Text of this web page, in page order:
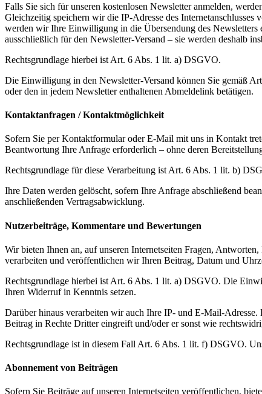
Falls Sie sich für unseren kostenlosen Newsletter anmelden,
Gleichzeitig speichern wir die IP-Adresse des
werden wir Ihre Einwilligung in die Übersendung des Newsletters
ausschließlich für den Newsletter-Versand – sie werden deshalb
Rechtsgrundlage hierbei ist Art. 6 Abs. 1 lit. a) DSGVO.
Die Einwilligung in den Newsletter-Versand können Sie gemäß
oder den in jedem Newsletter enthaltenen Abmeldelink betätigen.
Kontaktanfragen / Kontaktmöglichkeit
Sofern Sie per Kontaktformular oder E-Mail mit uns in Kontakt
Beantwortung Ihre Anfrage erforderlich – ohne deren
Rechtsgrundlage für diese Verarbeitung ist Art. 6 Abs. 1 lit. b)
Ihre Daten werden gelöscht, sofern Ihre Anfrage abschließend
anschließenden Vertragsabwicklung.
Nutzerbeiträge, Kommentare und Bewertungen
Wir bieten Ihnen an, auf unseren Internetseiten Fragen,
verarbeiten und veröffentlichen wir Ihren Beitrag, Datum und
Rechtsgrundlage hierbei ist Art. 6 Abs. 1 lit. a) DSGVO. Die
Ihren Widerruf in Kenntnis setzen.
Darüber hinaus verarbeiten wir auch Ihre IP- und E-Mail-
Beitrag in Rechte Dritter eingreift und/oder er sonst wie
Rechtsgrundlage ist in diesem Fall Art. 6 Abs. 1 lit. f) DSGVO.
Abonnement von Beiträgen
Sofern Sie Beiträge auf unseren Internetseiten veröffentlichen,